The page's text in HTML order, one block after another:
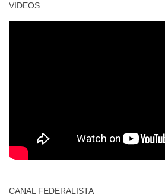
VIDEOS
CANAL FEDERALISTA